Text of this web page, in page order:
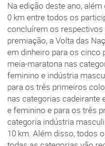
Na edição deste ano,
0 km entre todos os
concluírem os
premiação, a Volta das
em dinheiro para os cinco
meia-maratona nas
feminino e indústria
para os três primeiros
nas categorias cadeirante
e feminino e para os três
categoria indústria
10 km. Além disso, todos